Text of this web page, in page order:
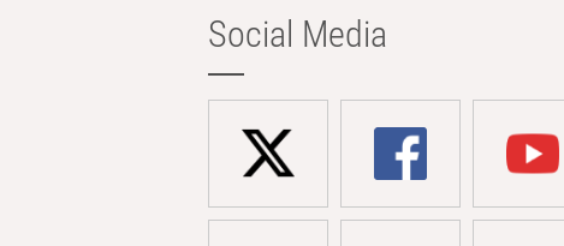
Social Media